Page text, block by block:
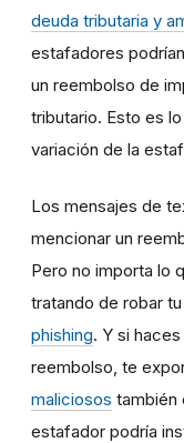
deuda tributaria y
estafadores
un reembolso de
tributario. Esto es
variación de la
Los mensajes de
mencionar un
Pero no importa lo
tratando de robar
phishing. Y si
reembolso, te
maliciosos también
estafador podría